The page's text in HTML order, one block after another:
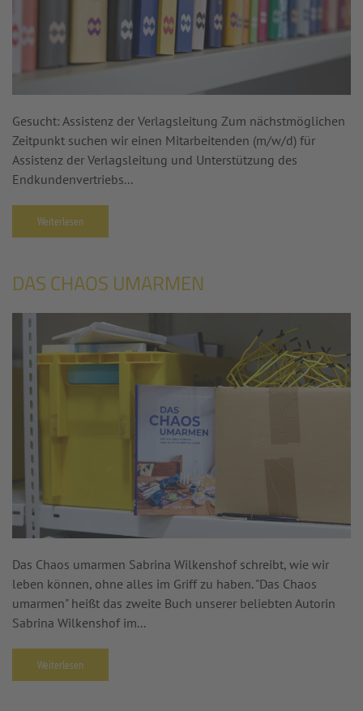
Gesucht: Assistenz der Verlagsleitung Zum nächstmöglichen
Zeitpunkt suchen wir einen Mitarbeitenden (m/w/d) für
Assistenz der Verlagsleitung und Unterstützung des
Endkundenvertriebs...
Weiterlesen
DAS CHAOS UMARMEN
Das Chaos umarmen Sabrina Wilkenshof schreibt, wie wir
leben können, ohne alles im Griff zu haben. "Das Chaos
umarmen" heißt das zweite Buch unserer beliebten Autorin
Sabrina Wilkenshof im...
Weiterlesen